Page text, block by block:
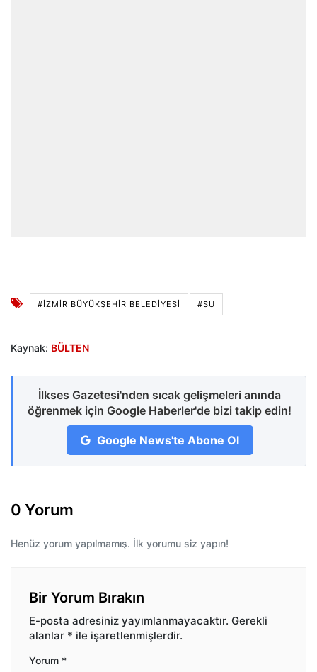
#İZMIR BÜYÜKŞEHIR BELEDIYESI #SU
Kaynak: BÜLTEN
İlkses Gazetesi'nden sıcak gelişmeleri anında
öğrenmek için Google Haberler'de bizi takip edin!
Google News'te Abone Ol
0 Yorum
Henüz yorum yapılmamış. İlk yorumu siz yapın!
Bir Yorum Bırakın
E-posta adresiniz yayımlanmayacaktır. Gerekli
alanlar * ile işaretlenmişlerdir.
Yorum *